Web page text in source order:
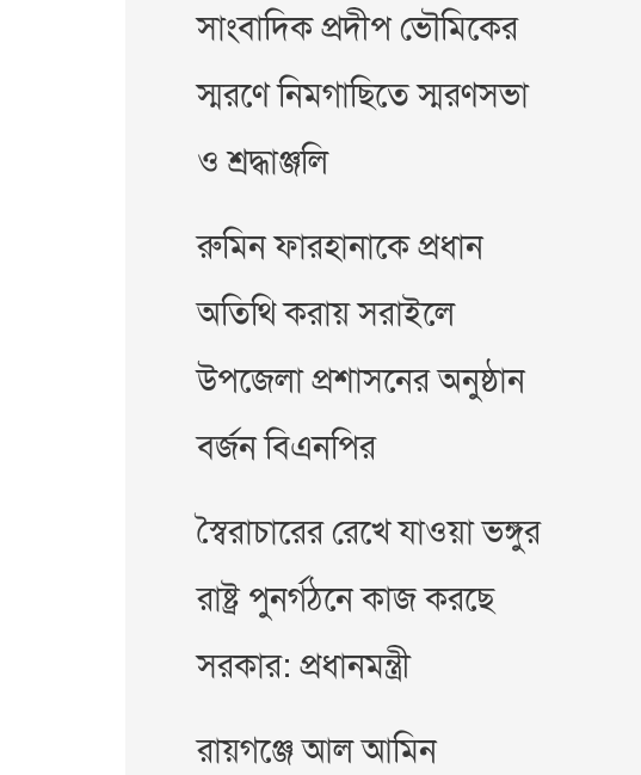
সাংবাদিক প্রদীপ ভৌমিকের
স্মরণে নিমগাছিতে স্মরণসভা
ও শ্রদ্ধাঞ্জলি
রুমিন ফারহানাকে প্রধান
অতিথি করায় সরাইলে
উপজেলা প্রশাসনের অনুষ্ঠান
বর্জন বিএনপির
স্বৈরাচারের রেখে যাওয়া ভঙ্গুর
রাষ্ট্র পুনর্গঠনে কাজ করছে
সরকার: প্রধানমন্ত্রী
রায়গঞ্জে আল আমিন